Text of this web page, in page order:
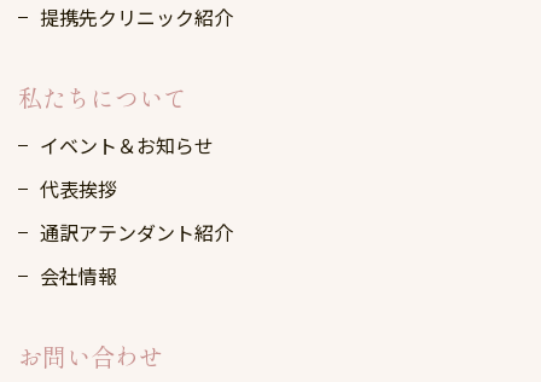
提携先クリニック紹介
私たちについて
イベント＆お知らせ
代表挨拶
通訳アテンダント紹介
会社情報
お問い合わせ